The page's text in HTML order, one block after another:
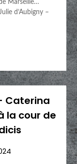
Marseille…
d’Aubigny –
Caterina
la cour de